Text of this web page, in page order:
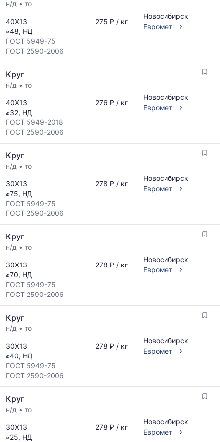
н/д • то
40Х13
⌀48, НД
ГОСТ 5949-75
ГОСТ 2590-2006
275 ₽ / кг
Новосибирск
Евромет
›
Круг
н/д • то
40Х13
⌀32, НД
ГОСТ 5949-2018
ГОСТ 2590-2006
276 ₽ / кг
Новосибирск
Евромет
›
Круг
н/д • то
30Х13
⌀75, НД
ГОСТ 5949-75
ГОСТ 2590-2006
278 ₽ / кг
Новосибирск
Евромет
›
Круг
н/д • то
30Х13
⌀70, НД
ГОСТ 5949-75
ГОСТ 2590-2006
278 ₽ / кг
Новосибирск
Евромет
›
Круг
н/д • то
30Х13
⌀40, НД
ГОСТ 5949-75
ГОСТ 2590-2006
278 ₽ / кг
Новосибирск
Евромет
›
Круг
н/д • то
30Х13
⌀25, НД
278 ₽ / кг
Новосибирск
Евромет
›